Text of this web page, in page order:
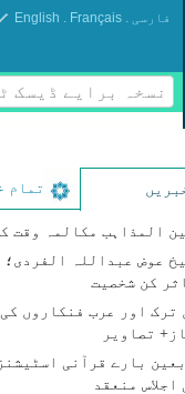
فارسی .
Français
.
English
نسخہ برایے ڈیسک
تمام
المذاہب مکالمہ وقت
عوض عبداللہ
کن شخصیت
ترک اور عرب فنکاروں
تصاویر
بارے قرآنی
منعقد